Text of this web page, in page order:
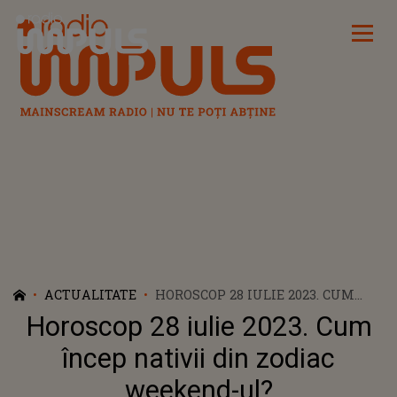
Radio Impuls
ACTUALITATE
HOROSCOP 28 IULIE 2023. CUM
ÎNCEP NATIVII DIN ZODIAC
WEEKEND-UL?
Horoscop 28 iulie 2023. Cum
încep nativii din zodiac
weekend-ul?